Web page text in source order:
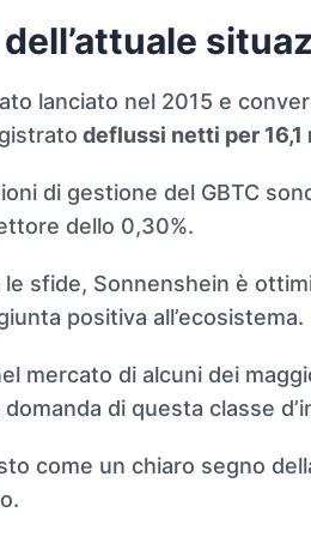
lanciato nel 2015 e
deflussi netti per
di gestione del GBTC
dello 0,30%.
sfide, Sonnenshein è
positiva all’ecosistema.
mercato di alcuni dei
di questa classe
come un chiaro segno